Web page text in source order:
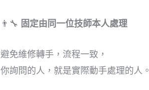
👨‍🔧 固定由同一位技師本人處理
避免維修轉手，流程一致，
你詢問的人，就是實際動手處理的人。